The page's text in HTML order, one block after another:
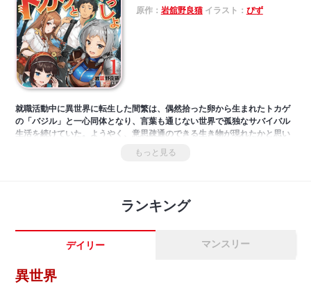
原作： 岩舘野良猫イラスト： ぴず
就職活動中に異世界に転生した間繁は、偶然拾った卵から生まれたトカゲ
の「バジル」と一心同体となり、言葉も通じない世界で孤独なサバイバル
生活を続けていた。ようやく、意思疎通のできる生き物が現れたかと思い
きや、それは人間の女性やエルフを誘拐し凌辱する犬頭人の集団で――。
トカゲと一緒にモンスターに立ち向かう！ 「小説家になろう」発、大人
もっと見る
ランキング
デイリー マンスリー
異世界